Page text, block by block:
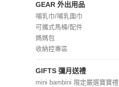
GEAR 外出用品
哺乳巾/哺乳圍巾
可攜式馬桶/配件
媽媽包
收納控專區
GIFTS 彌月送禮
mini bambini 限定嚴選寶寶禮